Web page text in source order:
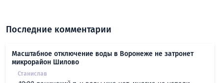
Последние комментарии
Масштабное отключение воды в Воронеже не затронет
микрорайон Шилово
Станислав